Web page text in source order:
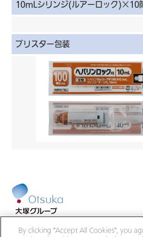
10mLシリンジ(ルアーロック
ブリスター包装
大鵬薬品工業
大塚倉庫 大塚
By clicking “Accept All Cookies”, you